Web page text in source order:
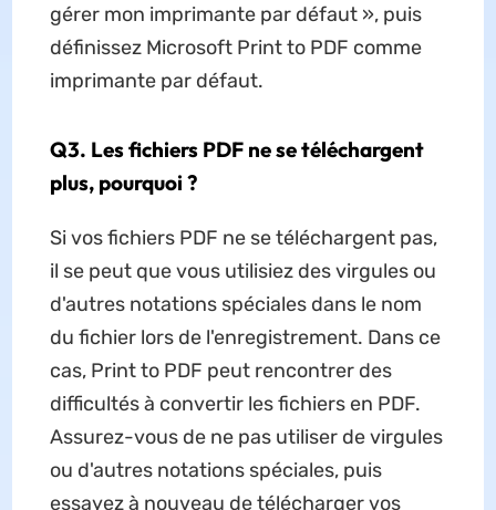
gérer mon imprimante par défaut », puis
définissez Microsoft Print to PDF comme
imprimante par défaut.
Q3. Les fichiers PDF ne se téléchargent
plus, pourquoi ?
Si vos fichiers PDF ne se téléchargent pas,
il se peut que vous utilisiez des virgules ou
d'autres notations spéciales dans le nom
du fichier lors de l'enregistrement. Dans ce
cas, Print to PDF peut rencontrer des
difficultés à convertir les fichiers en PDF.
Assurez-vous de ne pas utiliser de virgules
ou d'autres notations spéciales, puis
essayez à nouveau de télécharger vos